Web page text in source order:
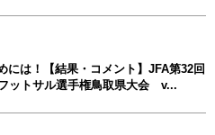
には！【結果・コメント】JFA第32回
ットサル選手権鳥取県大会 v...